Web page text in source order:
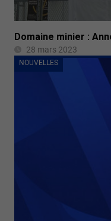
Domaine minier :
28 mars 2023
NOUVELLES